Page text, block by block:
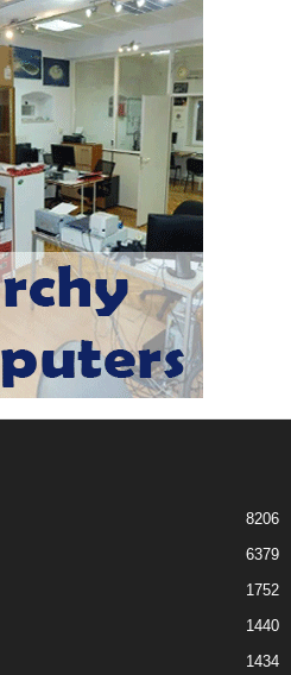
8206
6379
1752
1440
1434